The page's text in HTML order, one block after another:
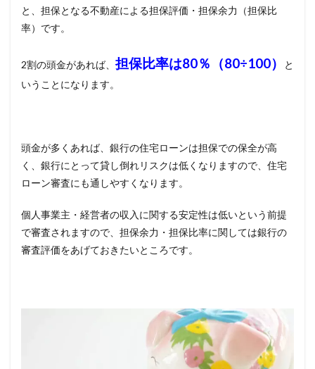
と、担保となる不動産による担保評価・担保余力（担保比
率）です。
2割の頭金があれば、 担保比率は80％（80÷100）
と
いうことになります。
頭金が多くあれば、銀行の住宅ローンは担保での保全が高
く、銀行にとって貸し倒れリスクは低くなりますので、住宅
ローン審査にも通しやすくなります。
個人事業主・経営者の収入に関する安定性は低いという前提
で審査されますので、担保余力・担保比率に関しては銀行の
審査評価をあげておきたいところです。